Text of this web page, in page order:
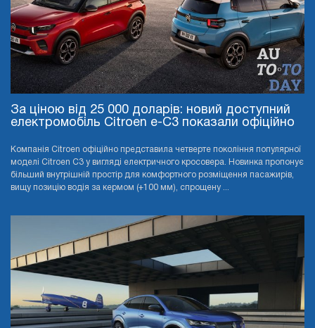
За ціною від 25 000 доларів: новий доступний
електромобіль Citroen e-C3 показали офіційно
Компанія Citroen офіційно представила четверте покоління популярної
моделі Citroen C3 у вигляді електричного кросовера. Новинка пропонує
більший внутрішній простір для комфортного розміщення пасажирів,
вищу позицію водія за кермом (+100 мм), спрощену ...